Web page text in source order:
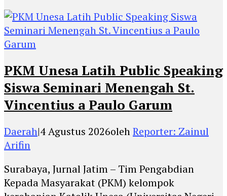
PKM Unesa Latih Public Speaking
Siswa Seminari Menengah St.
Vincentius a Paulo Garum
Daerah|4 Agustus 2026olehReporter: Zainul
Arifin
Surabaya, Jurnal Jatim – Tim Pengabdian
Kepada Masyarakat (PKM) kelompok